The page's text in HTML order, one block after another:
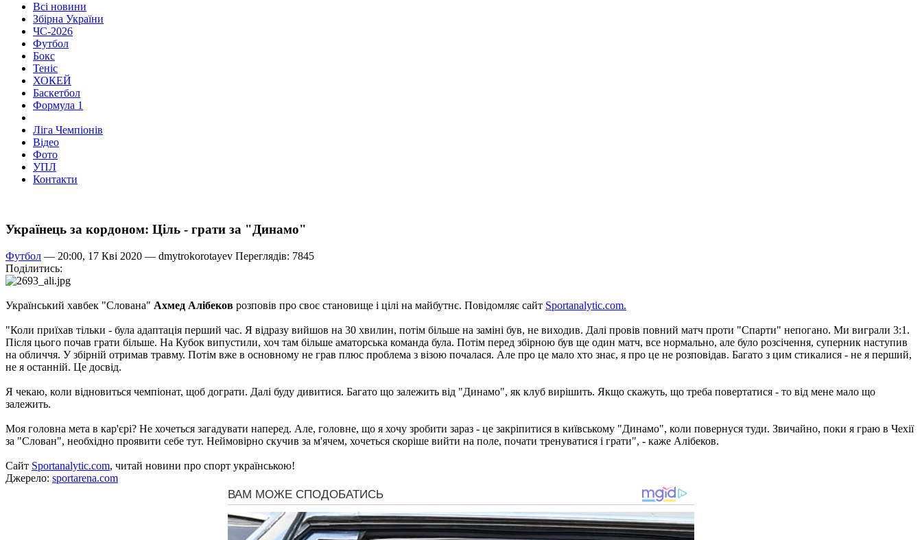
Всі новини
Збірна України
ЧС-2026
Футбол
Бокс
Теніс
ХОКЕЙ
Баскетбол
Формула 1
Ліга Чемпіонів
Відео
Фото
УПЛ
Контакти
Українець за кордоном: Ціль - грати за "Динамо"
Футбол — 20:00, 17 Кві 2020 — dmytrokorotayev Переглядів: 7845
Поділитись:
Український хавбек "Слована" Ахмед Алібеков розповів про своє становище і цілі на майбутнє. Повідомляє сайт Sportanalytic.com.
"Коли приїхав тільки - була адаптація перший час. Я відразу вийшов на 30 хвилин, потім більше на заміні був, не виходив. Далі провів повний матч проти "Спарти" непогано. Ми виграли 3:1.
Після цього почав грати більше. На Кубок випустили, хоч там більше аматорська команда була. Потім перед збірною був ще один матч, все нормально, але було розсічення, суперник наступив
на обличчя. У збірній отримав травму. Потім вже в основному не грав плюс проблема з візою почалася. Але про це мало хто знає, я про це не розповідав. Багато з цим стикалися - не я перший,
не я останній. Це досвід.
Я чекаю, коли відновиться чемпіонат, щоб дограти. Далі буду дивитися. Багато що залежить від "Динамо", як клуб вирішить. Якщо скажуть, що треба повертатися - то від мене мало що
залежить.
Моя головна мета в кар'єрі? Не хочеться загадувати наперед. Але, головне, що я хочу зробити зараз - це закріпитися в київському "Динамо", коли повернуся туди. Звичайно, поки я граю в Чехії
за "Слован", необхідно проявити себе тут. Неймовірно скучив за м'ячем, хочеться скоріше вийти на поле, почати тренуватися і грати", - каже Алібеков.
Сайт Sportanalytic.com, читай новини про спорт українською!
Джерело: sportarena.com